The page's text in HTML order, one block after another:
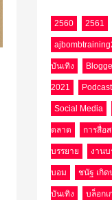
2560 2561
บันเทิง
2021
Social Media
ตลาด การสื่อ
บรรยาย งานบ
บอม ชนัฐ เกิด
บันเทิง บล็อกเ